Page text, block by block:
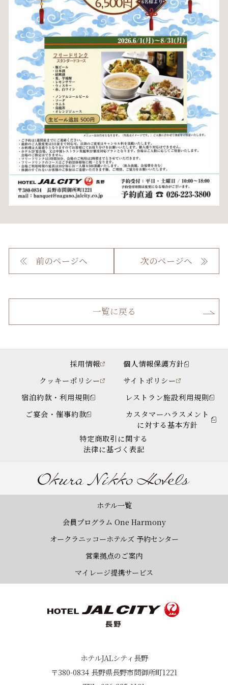
前のページへ 次のページへ
一覧に戻る
採用情報
個人情報保護方針
クッキーポリシー
サイトポリシー
宿泊約款・利用規則
レストラン施設利用規則
ご宴会・催事約款
カスタマーハラスメント
に対する基本方針
特定商取引に関する
法律に基づく表記
ホテル一覧
会員プログラム One Harmony
オークラニッコーホテルズ 予約センター
営業拠点のご案内
マイレージ提携サービス
ホテルJALシティ長野
〒380-0834 長野県長野市問御所町1221